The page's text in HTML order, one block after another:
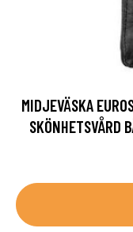
MIDJEVÄSKA
SKÖNHETSVÅRD